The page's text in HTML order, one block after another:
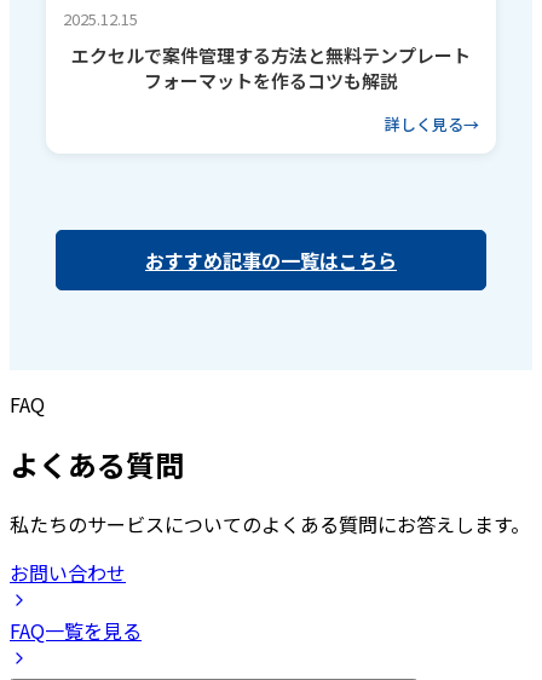
2025.12.15
エクセルで案件管理する方法と無料テンプレート
フォーマットを作るコツも解説
詳しく見る
おすすめ記事の一覧はこちら
FAQ
よくある質問
私たちのサービスについてのよくある質問にお答えします。
お問い合わせ
FAQ一覧を見る